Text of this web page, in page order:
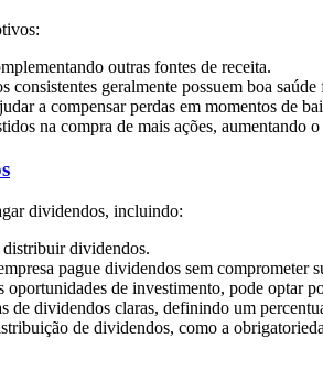
outras fontes de receita.
consistentes geralmente possuem boa
a compensar perdas em momentos de
na compra de mais ações, aumentando
dividendos, incluindo:
distribuir dividendos.
pague dividendos sem comprometer
oportunidades de investimento, pode optar
de dividendos claras, definindo um
de dividendos, como a